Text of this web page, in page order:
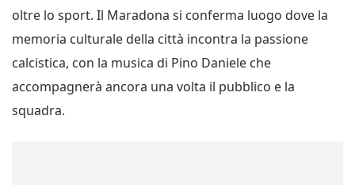
oltre lo sport. Il Maradona si conferma luogo dove la
memoria culturale della città incontra la passione
calcistica, con la musica di Pino Daniele che
accompagnerà ancora una volta il pubblico e la
squadra.